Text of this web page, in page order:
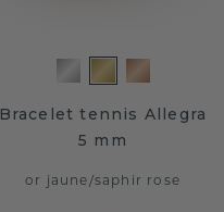
Bracelet tennis Allegra
5 mm
or jaune/saphir rose